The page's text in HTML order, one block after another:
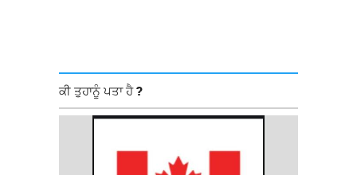
ਕੀ ਤੁਹਾਨੂੰ ਪਤਾ ਹੈ ?